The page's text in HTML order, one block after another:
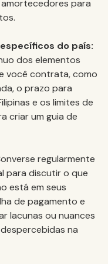
para
do país:
dos elementos
você contrata, como
o prazo para
e os limites de
criar um guia de
regularmente
para discutir o que
está em seus
de pagamento e
lacunas ou nuances
na